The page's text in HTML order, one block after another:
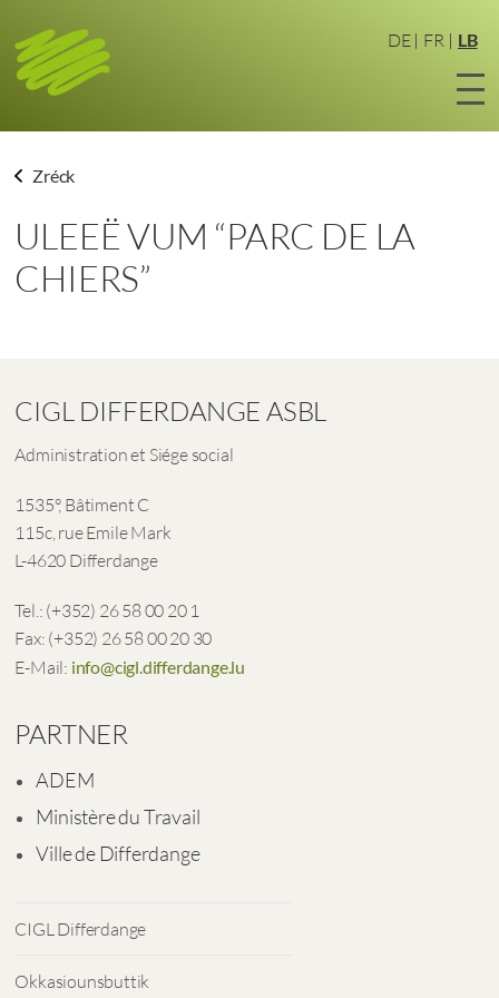
DE FR LB
Zréck
ULEEË VUM “PARC DE LA
CHIERS”
CIGL DIFFERDANGE ASBL
Administration et Siége social
1535°, Bâtiment C
115c, rue Emile Mark
L-4620 Differdange
Tel.: (+352) 26 58 00 20 1
Fax: (+352) 26 58 00 20 30
E-Mail: info@cigl.differdange.lu
PARTNER
ADEM
Ministère du Travail
Ville de Differdange
CIGL Differdange
Okkasiounsbuttik